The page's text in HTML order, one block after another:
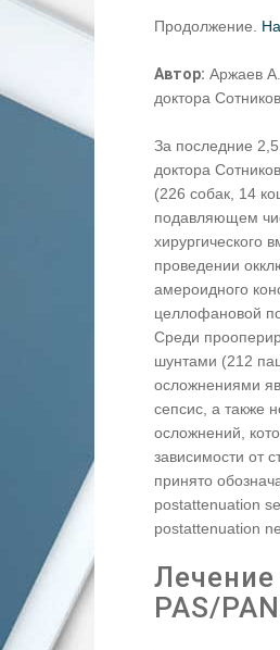
Продолжение.
Автор: Аржаев
доктора
За последние
доктора
(226 собак, 14
подавляющем
хирургического
проведении
амероидного
целлофановой
Среди
шунтами (212
осложнениями
сепсис, а также
осложнений,
зависимости от
принято
postattenuation
postattenuation
PAS/